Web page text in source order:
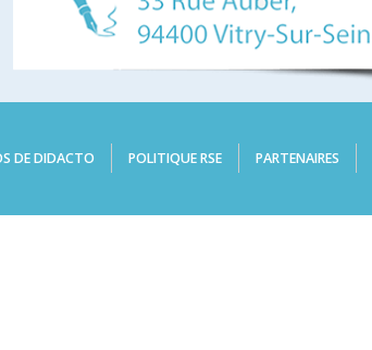
DE DIDACTO POLITIQUE RSE PARTENAIRES